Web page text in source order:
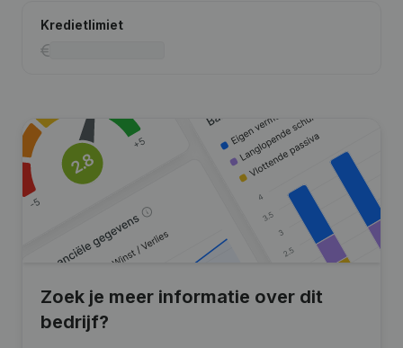
Kredietlimiet
Zoek je meer informatie over dit
bedrijf?